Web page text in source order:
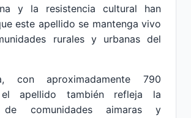
y la resistencia cultural han
este apellido se mantenga vivo
rurales y urbanas del
con aproximadamente 790
el apellido también refleja la
de comunidades aimaras y